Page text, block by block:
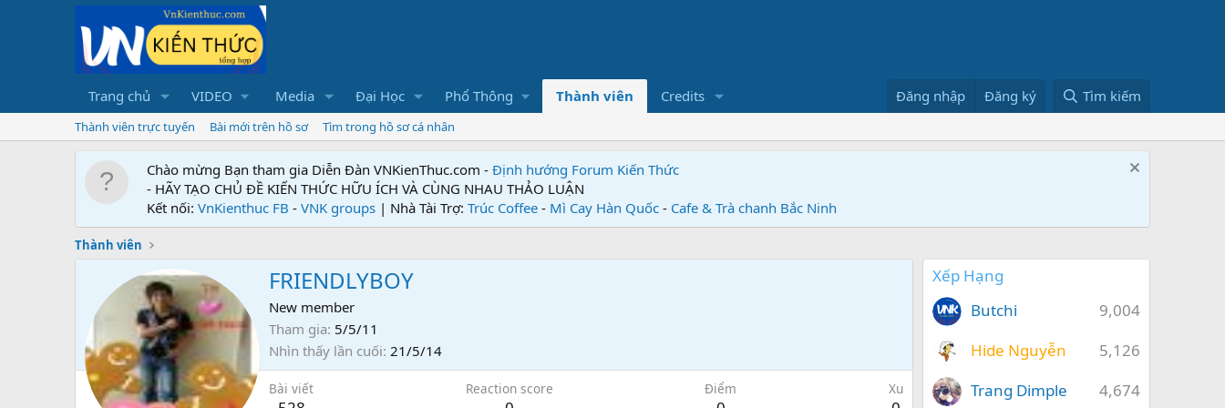
Trang chủ VIDEO Media Đại Học Phổ Thông Thành viên Credits Đăng nhập Đăng ký Tìm kiếm
Thành viên trực tuyến Bài mới trên hồ sơ Tìm trong hồ sơ cá nhân
Chào mừng Bạn tham gia Diễn Đàn VNKienThuc.com - Định hướng Forum Kiến Thức
- HÃY TẠO CHỦ ĐỀ KIẾN THỨC HỮU ÍCH VÀ CÙNG NHAU THẢO LUẬN
Kết nối: VnKienthuc FB - VNK groups | Nhà Tài Trợ: Trúc Coffee - Mì Cay Hàn Quốc - Cafe & Trà chanh Bắc Ninh
Thành viên
FRIENDLYBOY
New member
Tham gia 5/5/11
Nhìn thấy lần cuối 21/5/14
Bài viết Reaction score Điểm Xu
Xếp Hạng
9,004
Butchi
5,126
Hide Nguyễn
4,674
Trang Dimple